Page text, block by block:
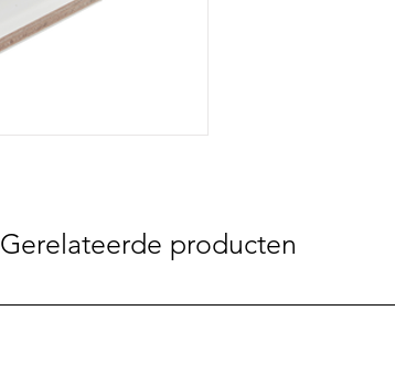
Gerelateerde producten